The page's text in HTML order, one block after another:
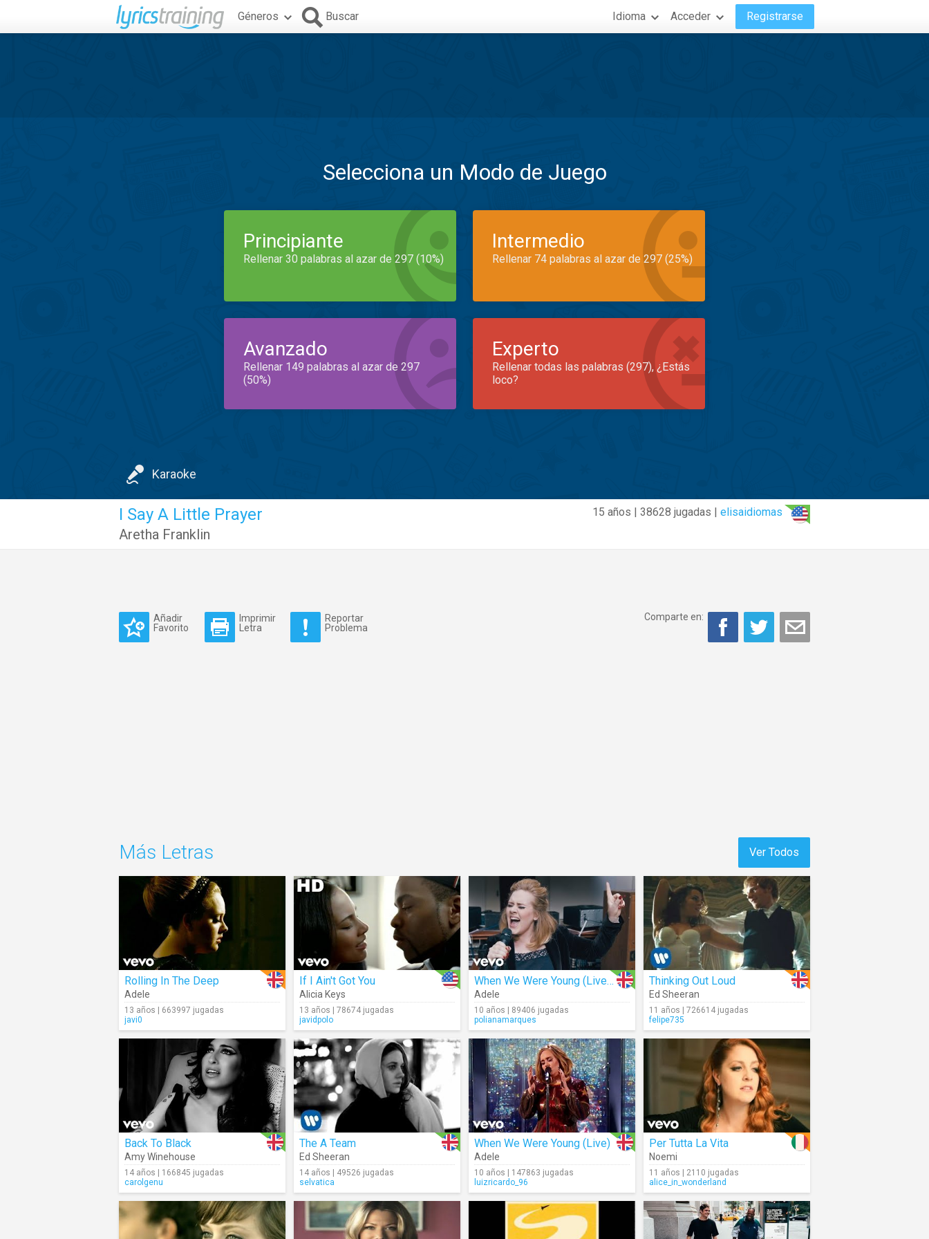
Géneros Buscar Idioma Acceder Registrarse
Selecciona un Modo de Juego
Principiante
Rellenar 30 palabras al azar de 297 (10%)
Intermedio
Rellenar 74 palabras al azar de 297 (25%)
Avanzado
Rellenar 149 palabras al azar de 297
(50%)
Experto
Rellenar todas las palabras (297), ¿Estás
loco?
Karaoke
15 años | 38628 jugadas | elisaidiomas
I Say A Little Prayer
Aretha Franklin
Añadir
Favorito
Imprimir
Letra
Reportar
Problema
Comparte en:
Ver Todos
Más Letras
Rolling In The Deep
Adele
13 años | 663997 jugadas
javi0
If I Ain't Got You
Alicia Keys
13 años | 78674 jugadas
javidpolo
When We Were Young (Live Studio)
Adele
10 años | 89406 jugadas
polianamarques
Thinking Out Loud
Ed Sheeran
11 años | 726614 jugadas
felipe735
Back To Black
Amy Winehouse
14 años | 166845 jugadas
carolgenu
The A Team
Ed Sheeran
14 años | 49526 jugadas
selvatica
When We Were Young (Live)
Adele
10 años | 147863 jugadas
luizricardo_96
Per Tutta La Vita
Noemi
11 años | 2110 jugadas
alice_in_wonderland